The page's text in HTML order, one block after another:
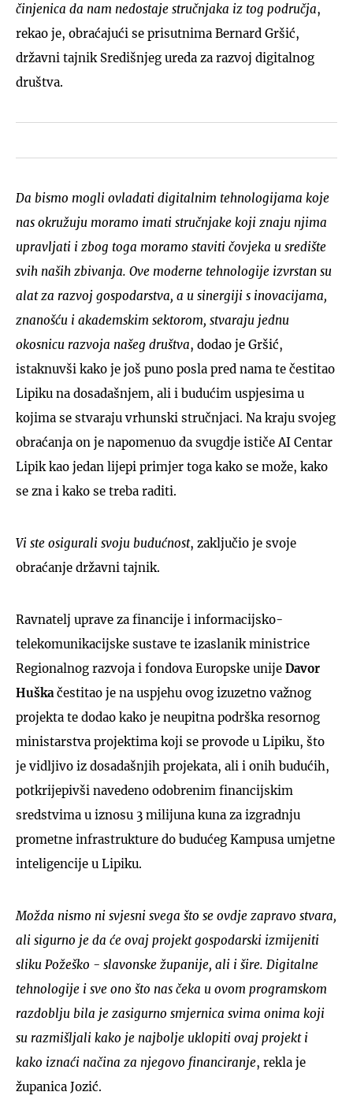
činjenica da nam nedostaje stručnjaka iz tog područja,
rekao je, obraćajući se prisutnima Bernard Gršić,
državni tajnik Središnjeg ureda za razvoj digitalnog
društva.
Da bismo mogli ovladati digitalnim tehnologijama koje
nas okružuju moramo imati stručnjake koji znaju njima
upravljati i zbog toga moramo staviti čovjeka u središte
svih naših zbivanja. Ove moderne tehnologije izvrstan su
alat za razvoj gospodarstva, a u sinergiji s inovacijama,
znanošću i akademskim sektorom, stvaraju jednu
okosnicu razvoja našeg društva, dodao je Gršić,
istaknuvši kako je još puno posla pred nama te čestitao
Lipiku na dosadašnjem, ali i budućim uspjesima u
kojima se stvaraju vrhunski stručnjaci. Na kraju svojeg
obraćanja on je napomenuo da svugdje ističe AI Centar
Lipik kao jedan lijepi primjer toga kako se može, kako
se zna i kako se treba raditi.
Vi ste osigurali svoju budućnost, zaključio je svoje
obraćanje državni tajnik.
Ravnatelj uprave za financije i informacijsko-
telekomunikacijske sustave te izaslanik ministrice
Regionalnog razvoja i fondova Europske unije Davor
Huška čestitao je na uspjehu ovog izuzetno važnog
projekta te dodao kako je neupitna podrška resornog
ministarstva projektima koji se provode u Lipiku, što
je vidljivo iz dosadašnjih projekata, ali i onih budućih,
potkrijepivši navedeno odobrenim financijskim
sredstvima u iznosu 3 milijuna kuna za izgradnju
prometne infrastrukture do budućeg Kampusa umjetne
inteligencije u Lipiku.
Možda nismo ni svjesni svega što se ovdje zapravo stvara,
ali sigurno je da će ovaj projekt gospodarski izmijeniti
sliku Požeško - slavonske županije, ali i šire. Digitalne
tehnologije i sve ono što nas čeka u ovom programskom
razdoblju bila je zasigurno smjernica svima onima koji
su razmišljali kako je najbolje uklopiti ovaj projekt i
kako iznaći načina za njegovo financiranje, rekla je
županica Jozić.